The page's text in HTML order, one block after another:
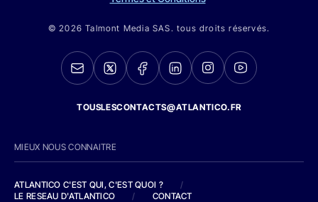
© 2026 Talmont Media SAS. tous droits réservés.
TOUSLESCONTACTS@ATLANTICO.FR
MIEUX NOUS CONNAITRE
ATLANTICO C'EST QUI, C'EST QUOI ?
/
LE RESEAU D'ATLANTICO
/ CONTACT